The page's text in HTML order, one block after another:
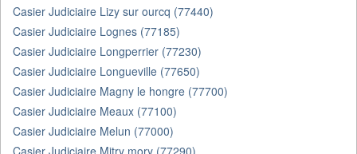
Casier Judiciaire Lizy sur ourcq (77440)
Casier Judiciaire Lognes (77185)
Casier Judiciaire Longperrier (77230)
Casier Judiciaire Longueville (77650)
Casier Judiciaire Magny le hongre (77700)
Casier Judiciaire Meaux (77100)
Casier Judiciaire Melun (77000)
Casier Judiciaire Mitry mory (77290)